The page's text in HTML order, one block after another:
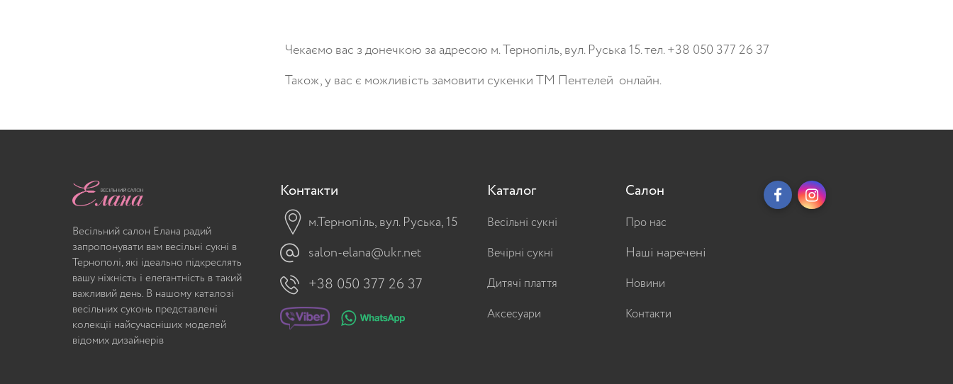
Чекаємо вас з донечкою за адресою м. Тернопіль, вул. Руська 15. тел. +38 050 377 26 37
Також, у вас є можливість замовити сукенки ТМ Пентелей онлайн.
Весільний салон Елана радий
запропонувати вам весільні сукні в
Тернополі, які ідеально підкреслять
вашу ніжність і елегантність в такий
важливий день. В нашому каталозі
весільних суконь представлені
колекції найсучасніших моделей
відомих дизайнерів
Контакти
м.Тернопіль, вул. Руська, 15
salon-elana@ukr.net
+38 050 377 26 37
Каталог
Весільні сукні
Вечірні сукні
Дитячі плаття
Аксесуари
Салон
Про нас
Наші наречені
Новини
Контакти